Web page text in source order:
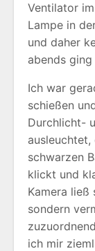
Ventilator
Lampe in
und daher
abends
Ich war
schießen
Durchlicht-
schwarzen
klickt und
Kamera ließ
sondern
ich mir